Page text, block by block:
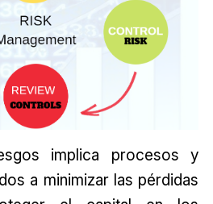
implica procesos y
a minimizar las pérdidas